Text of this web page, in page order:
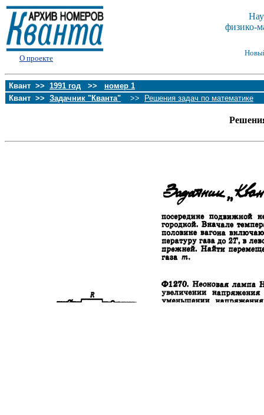
О проекте
физико-
Квант >> 1991 год >> номер 1
Квант >> Задачник "Кванта" >> Решения задач по математике